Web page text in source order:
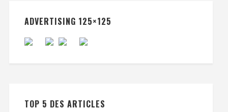
ADVERTISING 125×125
TOP 5 DES ARTICLES